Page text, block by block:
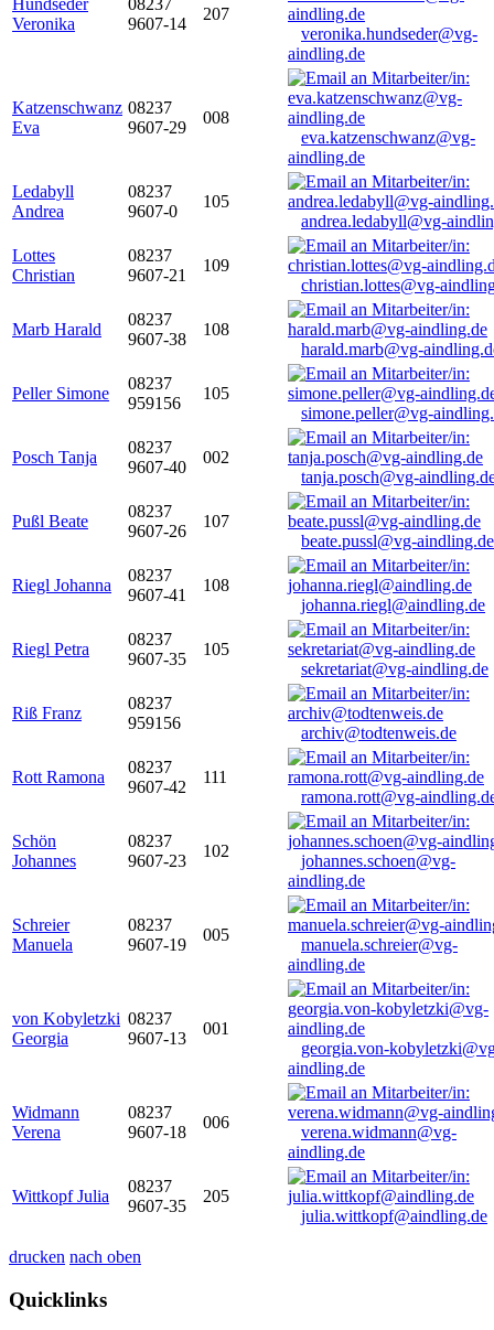
Hundseder
Veronika
08237
9607-14
207
veronika.hundseder@vg-
aindling.de
Katzenschwanz
Eva
08237
9607-29
008
eva.katzenschwanz@vg-
aindling.de
Ledabyll
Andrea
08237
9607-0
105
andrea.ledabyll@vg-
Lottes
Christian
08237
9607-21
109
christian.lottes@vg-
Marb Harald
08237
9607-38
108
harald.marb@vg-
Peller Simone
08237
959156
105
simone.peller@vg-
Posch Tanja
08237
9607-40
002
tanja.posch@vg-
Pußl Beate
08237
9607-26
107
beate.pussl@vg-aindling.de
Riegl Johanna
08237
9607-41
108
johanna.riegl@aindling.de
Riegl Petra
08237
9607-35
105
sekretariat@vg-aindling.de
Riß Franz
08237
959156
archiv@todtenweis.de
Rott Ramona
08237
9607-42
111
ramona.rott@vg-
Schön
Johannes
08237
9607-23
102
johannes.schoen@vg-
aindling.de
Schreier
Manuela
08237
9607-19
005
manuela.schreier@vg-
aindling.de
von Kobyletzki
Georgia
08237
9607-13
001
georgia.von-
aindling.de
Widmann
Verena
08237
9607-18
006
verena.widmann@vg-
aindling.de
Wittkopf Julia
08237
9607-35
205
julia.wittkopf@aindling.de
drucken nach oben
Quicklinks